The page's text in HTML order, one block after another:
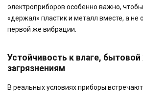
электроприборов особенно важно,
«держал» пластик и металл вместе, а не
первой же вибрации.
Устойчивость к влаге, бытовой
загрязнениям
В реальных условиях приборы